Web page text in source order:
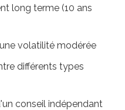
long terme (10 ans
volatilité modérée
différents types
conseil indépendant